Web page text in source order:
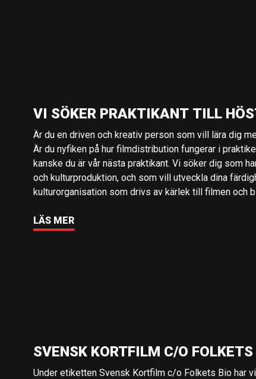
VI SÖKER PRAKTIKANT TILL
Är du en driven och kreativ person som vill lära dig
Är du nyfiken på hur filmdistribution fungerar i
kanske du är vår nästa praktikant. Vi söker dig som
och kulturproduktion, och som vill utveckla dina
kulturorganisation som drivs av kärlek till filmen och
LÄS MER
SVENSK KORTFILM C/O
Under etiketten Svensk Kortfilm c/o Folkets Bio har